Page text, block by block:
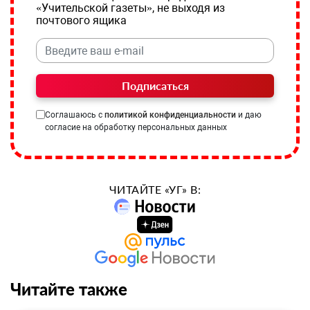
«Учительской газеты», не выходя из
почтового ящика
Подписаться
Соглашаюсь с политикой конфиденциальности и даю
согласие на обработку персональных данных
ЧИТАЙТЕ «УГ» В:
Читайте также